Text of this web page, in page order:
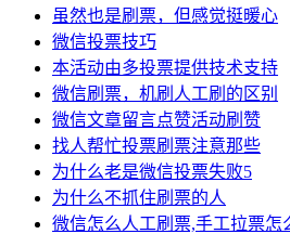
虽然也是刷票，但感觉挺暖心
微信投票技巧
本活动由多投票提供技术支持
微信刷票，机刷人工刷的区别
微信文章留言点赞活动刷赞
找人帮忙投票刷票注意那些
为什么老是微信投票失败5
为什么不抓住刷票的人
微信怎么人工刷票,手工拉票怎